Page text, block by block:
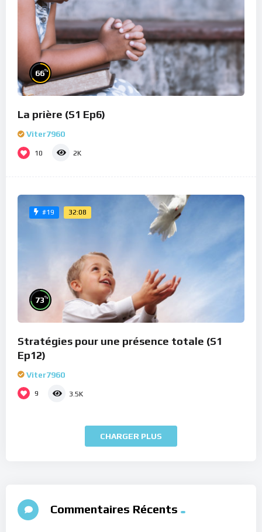
66%
La prière (S1 Ep6)
Viter7960
10 2K
#19 32:08
73%
Stratégies pour une présence totale (S1
Ep12)
Viter7960
9 3.5K
CHARGER PLUS
Commentaires Récents